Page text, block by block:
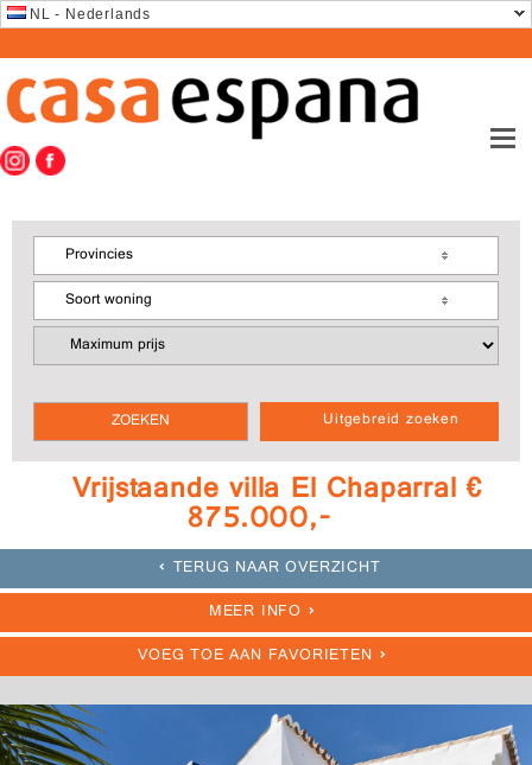
NL - Nederlands
Uitgebreid zoeken
Provincies
Soort woning
Vrijstaande villa El Chaparral €
875.000,-
TERUG NAAR OVERZICHT
MEER INFO
VOEG TOE AAN FAVORIETEN